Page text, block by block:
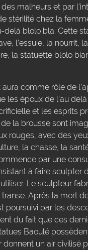
malheurs et par
stérilité chez la
blolo bla. Cette
l’essuie, la nourrit,
la statuette blolo
comme rôle de
les époux de l'au
et les esprits
la brousse sont
rouges, avec des
la chasse, la
par une
à faire sculpter
Le sculpteur
Après la mort
par les
du fait que ces
Baoulé
un air civilisé